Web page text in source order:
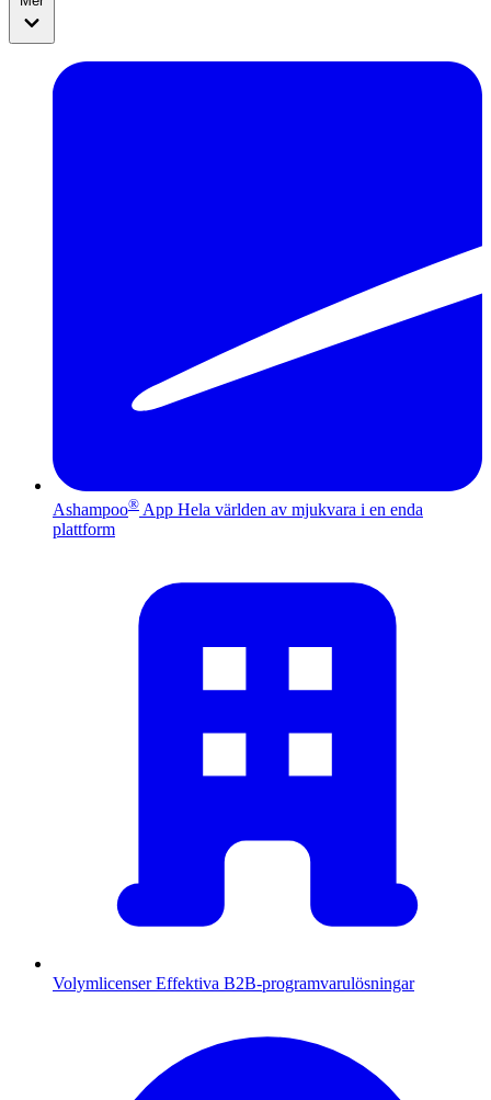
Ashampoo® App Hela världen av mjukvara i en enda
plattform
Volymlicenser Effektiva B2B-programvarulösningar